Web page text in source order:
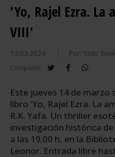
'Yo, Rajel Ezra. La
VIII'
13.03.2024 Por: Solo
Compartir: twitterfacebook
Este jueves 14 de marzo
libro 'Yo, Rajel Ezra. La
R.K. Yafa. Un thriller
investigación histórica de
a las 19.00 h, en la
Leonor. Entrada libre